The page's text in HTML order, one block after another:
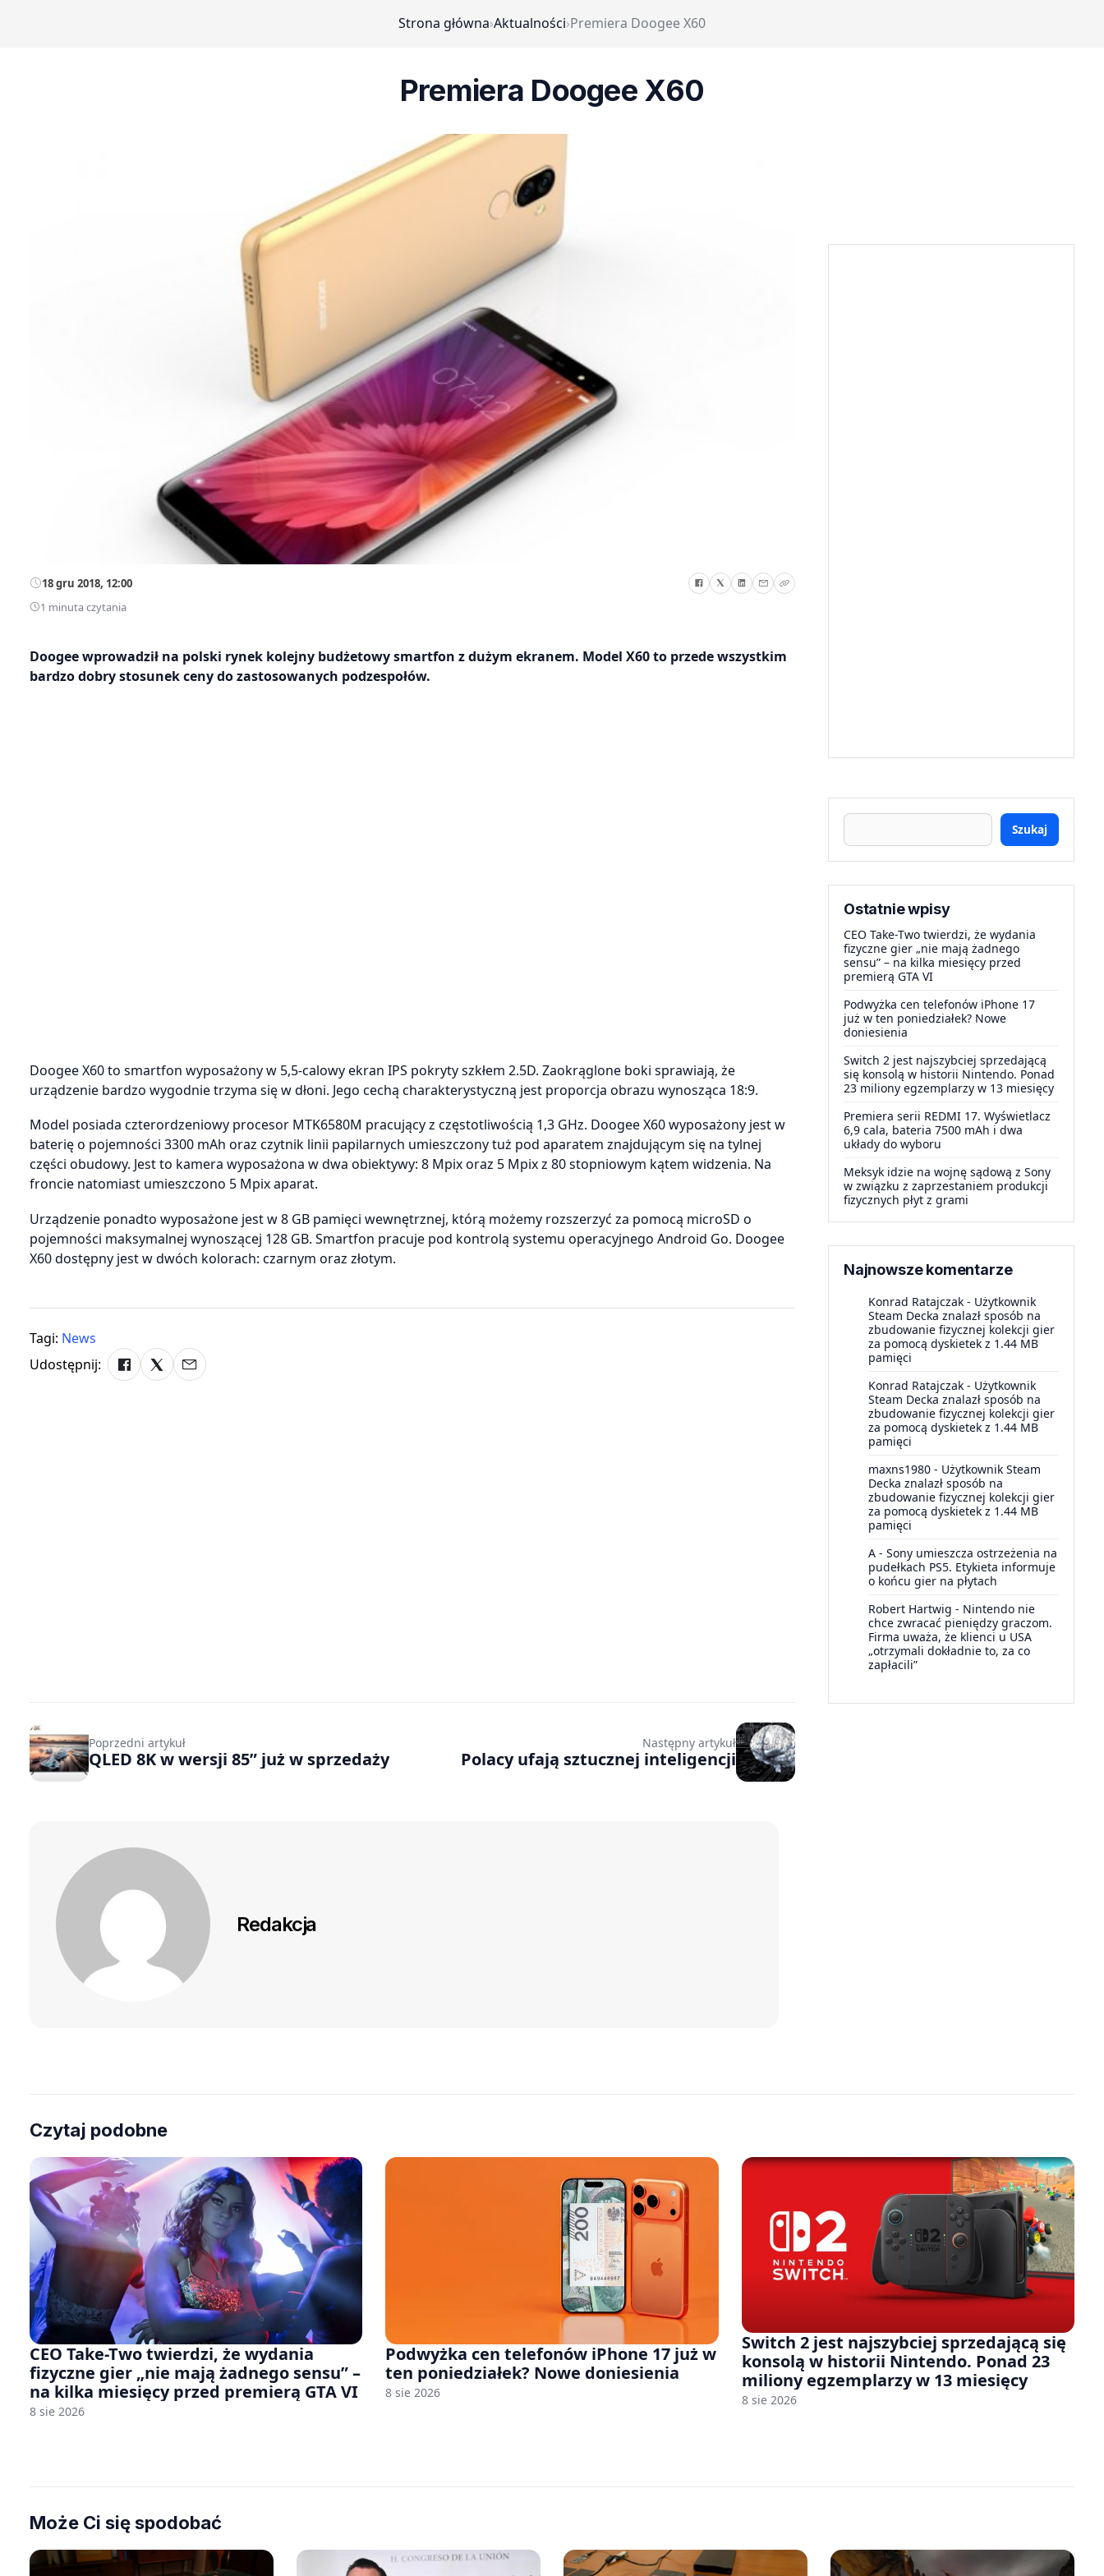
Strona główna›Aktualności›Premiera Doogee X60
Premiera Doogee X60
18 gru 2018, 12:00
1 minuta czytania
Doogee wprowadził na polski rynek kolejny budżetowy smartfon z dużym ekranem. Model X60 to przede wszystkim
bardzo dobry stosunek ceny do zastosowanych podzespołów.
Doogee X60 to smartfon wyposażony w 5,5-calowy ekran IPS pokryty szkłem 2.5D. Zaokrąglone boki sprawiają, że
urządzenie bardzo wygodnie trzyma się w dłoni. Jego cechą charakterystyczną jest proporcja obrazu wynosząca 18:9.
Model posiada czterordzeniowy procesor MTK6580M pracujący z częstotliwością 1,3 GHz. Doogee X60 wyposażony jest w
baterię o pojemności 3300 mAh oraz czytnik linii papilarnych umieszczony tuż pod aparatem znajdującym się na tylnej
części obudowy. Jest to kamera wyposażona w dwa obiektywy: 8 Mpix oraz 5 Mpix z 80 stopniowym kątem widzenia. Na
froncie natomiast umieszczono 5 Mpix aparat.
Urządzenie ponadto wyposażone jest w 8 GB pamięci wewnętrznej, którą możemy rozszerzyć za pomocą microSD o
pojemności maksymalnej wynoszącej 128 GB. Smartfon pracuje pod kontrolą systemu operacyjnego Android Go. Doogee
X60 dostępny jest w dwóch kolorach: czarnym oraz złotym.
Tagi: News
Udostępnij:
Szukaj
Ostatnie wpisy
CEO Take-Two twierdzi, że wydania
fizyczne gier „nie mają żadnego
sensu” – na kilka miesięcy przed
premierą GTA VI
Podwyżka cen telefonów iPhone 17
już w ten poniedziałek? Nowe
doniesienia
Switch 2 jest najszybciej sprzedającą
się konsolą w historii Nintendo. Ponad
23 miliony egzemplarzy w 13 miesięcy
Premiera serii REDMI 17. Wyświetlacz
6,9 cala, bateria 7500 mAh i dwa
układy do wyboru
Meksyk idzie na wojnę sądową z Sony
w związku z zaprzestaniem produkcji
fizycznych płyt z grami
Najnowsze komentarze
Konrad Ratajczak - Użytkownik
Steam Decka znalazł sposób na
zbudowanie fizycznej kolekcji gier
za pomocą dyskietek z 1.44 MB
pamięci
Konrad Ratajczak - Użytkownik
Steam Decka znalazł sposób na
zbudowanie fizycznej kolekcji gier
za pomocą dyskietek z 1.44 MB
pamięci
maxns1980 - Użytkownik Steam
Decka znalazł sposób na
zbudowanie fizycznej kolekcji gier
za pomocą dyskietek z 1.44 MB
pamięci
A - Sony umieszcza ostrzeżenia na
pudełkach PS5. Etykieta informuje
o końcu gier na płytach
Robert Hartwig - Nintendo nie
chce zwracać pieniędzy graczom.
Firma uważa, że klienci u USA
„otrzymali dokładnie to, za co
zapłacili”
Poprzedni artykuł
QLED 8K w wersji 85” już w sprzedaży
Następny artykuł
Polacy ufają sztucznej inteligencji
Redakcja
Czytaj podobne
CEO Take-Two twierdzi, że wydania
fizyczne gier „nie mają żadnego sensu” –
na kilka miesięcy przed premierą GTA VI
8 sie 2026
Podwyżka cen telefonów iPhone 17 już w
ten poniedziałek? Nowe doniesienia
8 sie 2026
Switch 2 jest najszybciej sprzedającą się
konsolą w historii Nintendo. Ponad 23
miliony egzemplarzy w 13 miesięcy
8 sie 2026
Może Ci się spodobać